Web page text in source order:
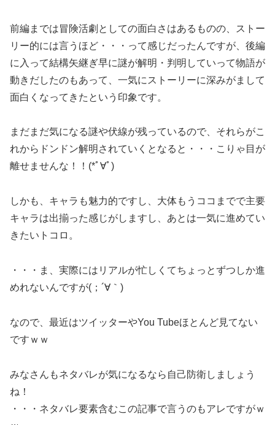
前編までは冒険活劇としての面白さはあるものの、ストー
リー的には言うほど・・・って感じだったんですが、後編
に入って結構矢継ぎ早に謎が解明・判明していって物語が
動きだしたのもあって、一気にストーリーに深みがまして
面白くなってきたという印象です。
まだまだ気になる謎や伏線が残っているので、それらがこ
れからドンドン解明されていくとなると・・・こりゃ目が
離せませんな！！(*ﾟ∀ﾟ)
しかも、キャラも魅力的ですし、大体もうココまでで主要
キャラは出揃った感じがしますし、あとは一気に進めてい
きたいトコロ。
・・・ま、実際にはリアルが忙しくてちょっとずつしか進
めれないんですが(；´∀｀)
なので、最近はツイッターやYou Tubeほとんど見てない
ですｗｗ
みなさんもネタバレが気になるなら自己防衛しましょう
ね！
・・・ネタバレ要素含むこの記事で言うのもアレですがｗ